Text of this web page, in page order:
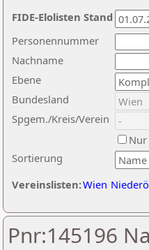
Nachname
Ebene
Sortierung
Personennummer
Bundesland
Spgem./Kreis/Verein
Nur
Vereinslisten:Wien
FIDE-Elolisten Stand
Pnr:145196